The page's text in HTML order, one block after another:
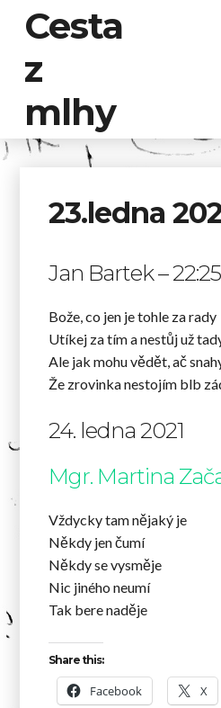
Cesta
z
mlhy
23.ledna
Jan Bartek – 22:25
Bože, co jen je tohle za rady
Utíkej za tím a nestůj už
Ale jak mohu vědět, ač
Že zrovinka nestojím blb
24. ledna 2021
Mgr. Martina
Vždycky tam nějaký je
Někdy jen čumí
Někdy se vysměje
Nic jiného neumí
Tak bere naděje
Share this:
Facebook X